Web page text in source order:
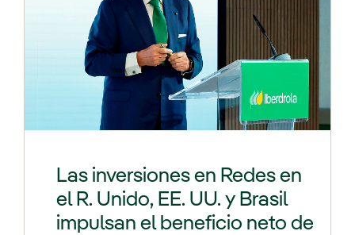
Las inversiones en Redes en
el R. Unido, EE. UU. y Brasil
impulsan el beneficio neto de